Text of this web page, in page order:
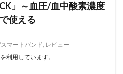
」～血圧/血中酸素濃度
使える
マートバンド, レビュー
利用しています。